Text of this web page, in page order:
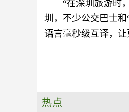
“在深圳旅游时
圳，不少公交巴士
语言毫秒级互译，让
热点